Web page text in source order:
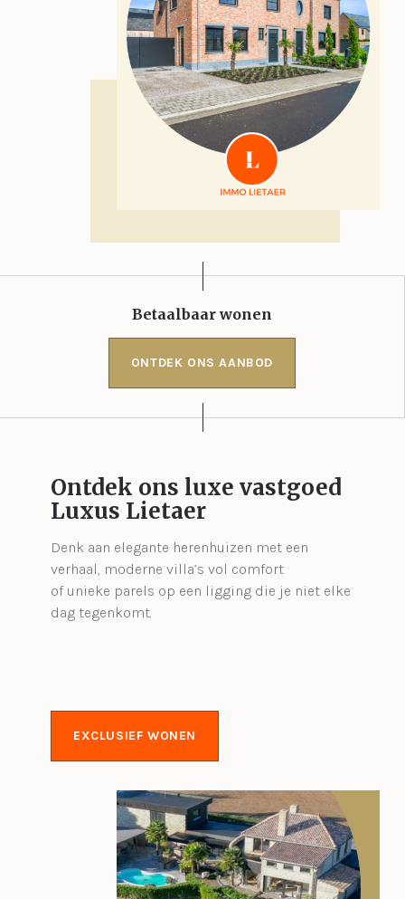
Betaalbaar wonen
ONTDEK ONS AANBOD
Ontdek ons luxe vastgoed
Luxus Lietaer
Denk aan elegante herenhuizen met een
verhaal, moderne villa’s vol comfort
of unieke parels op een ligging die je niet elke
dag tegenkomt.
EXCLUSIEF WONEN